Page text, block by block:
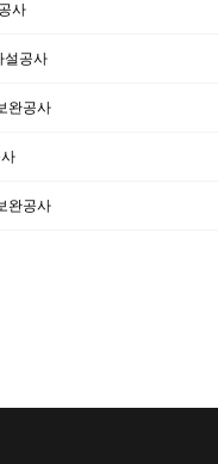
사
설공사
완공사
완공사